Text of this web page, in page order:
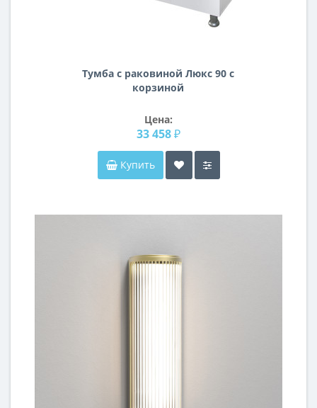
Тумба с раковиной Люкс 90 с
корзиной
Цена:
33 458 ₽
Купить